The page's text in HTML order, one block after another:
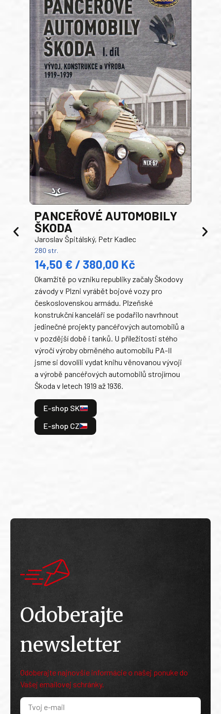
PANCEŘOVÉ AUTOMOBILY
ŠKODA
Jaroslav Špitálský, Petr Kadlec
280 str.
14,50 € / 380,00 Kč
Okamžitě po vzniku republiky začaly Škodovy
závody v Plzni vyrábět bojové vozy pro
československou armádu. Plzeňské
konstrukční kanceláři se podařilo navrhnout
jedinečné projekty pancéřových automobilů a
v pozdější době i tanků. U příležitosti stého
výročí výroby obrněného automobilu PA-II
jsme si dovolili vydat knihu věnovanou vývoji
a výrobě pancéřových automobilů strojírnou
Škoda v letech 1919 až 1936.
E-shop SK
E-shop CZ
Odoberajte
newsletter
Odoberajte najnovšie informácie o našej ponuke do
Vašej emailovej schránky.